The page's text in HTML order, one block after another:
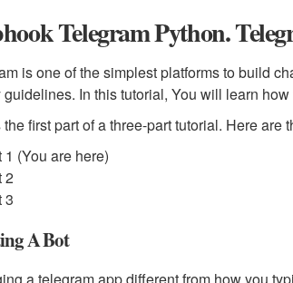
Telegram Python.
is one of the simplest platforms to build
In this tutorial, You will learn
first part of a three-part tutorial. Here are
1 (You are here)
2
3
A Bot